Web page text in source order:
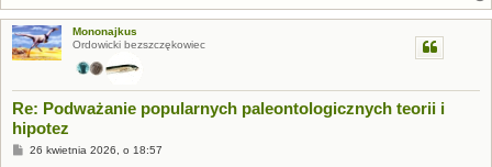
Mononajkus
Ordowicki bezszczękowiec
Re: Podważanie popularnych paleontologicznych teorii i
hipotez
P26 kwietnia 2026, o 18:57